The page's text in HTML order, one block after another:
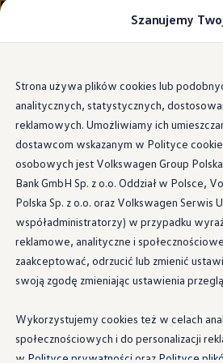
głównej
zawartości
do
stopki
Modele i konfigurator
Auta dostępne od ręki
Cenniki
Modele elektryczne i
Modele elektryczne
Modele elektryczne
Samochody hybrydowe
Przyszłe modele i auta
ID.4 GTX Xtreme
ID.5 GTX “Xcite”
Nowy ID. Polo GTI
Ładowanie i zasięg
Ładowanie
Ładowanie
Zasięg samochodów
Sposoby płatności
Korzyści i koszty
Koszty utrzymania
Leasing
Najem
Elektryczny
Performance
ID.3 GTXZ mocą286 KMi napędem
GTX oferuje sportową dynamikę w
– 326 KMmocy iprzyspieszenie
zaledwie 5,7 sekundy.
Szanujemy
Strona używa plików cookies lub
analitycznych, statystycznych,
reklamowych. Umożliwiamy ich
dostawcom wskazanym w Polityce
osobowych jest Volkswagen Group
Bank GmbH Sp. z o.o. Oddział w Polsce,
Polska Sp. z o.o. oraz Volkswagen Serwis
współadministratorzy) w przypadku
reklamowe, analityczne i
zaakceptować, odrzucić lub zmienić
swoją zgodę zmieniając ustawienia
Wykorzystujemy cookies też w celach
społecznościowych i do personalizacji
w Polityce prywatności oraz Polityce